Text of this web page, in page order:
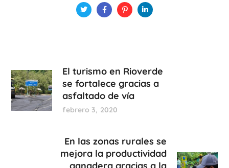
El turismo en Rioverde
se fortalece gracias a
asfaltado de vía
febrero 3, 2020
En las zonas rurales se
mejora la productividad